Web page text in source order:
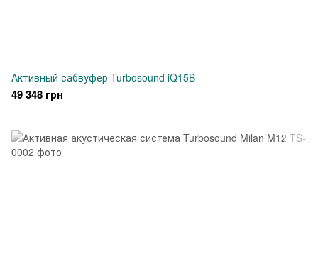
Активный сабвуфер Turbosound iQ15B
49 348 грн